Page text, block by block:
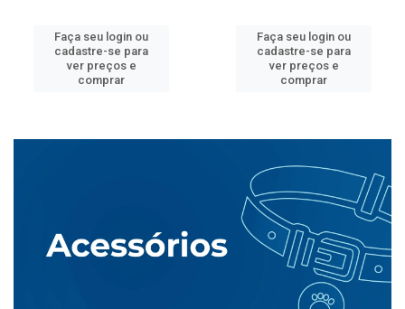
Faça seu login ou
cadastre-se para
ver preços e
comprar
Faça seu login ou
cadastre-se para
ver preços e
comprar